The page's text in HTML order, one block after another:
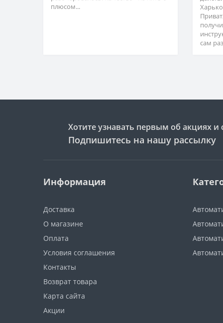
плюсом...
сам
Хотите узнавать первым об акциях и
Подпишитесь на нашу рассылку
Информация
Доставка
О магазине
Оплата
Условия соглашения
Контакты
Возврат товара
Карта сайта
Акции